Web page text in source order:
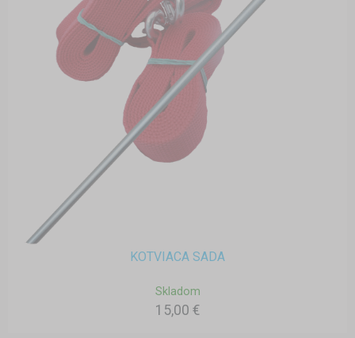
KOTVIACA SADA
Skladom
15,00 €